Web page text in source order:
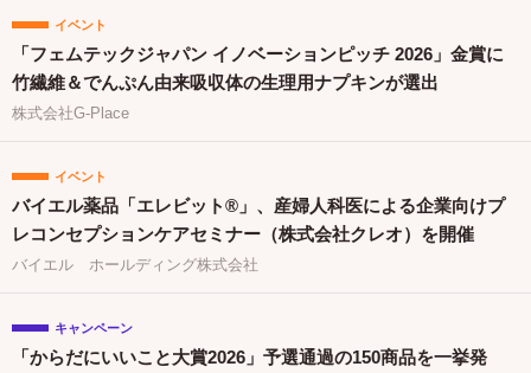
イベント
「フェムテックジャパン イノベーションピッチ 2026」金賞に
竹繊維＆でんぷん由来吸収体の生理用ナプキンが選出
株式会社G-Place
イベント
バイエル薬品「エレビット®」、産婦人科医による企業向けプ
レコンセプションケアセミナー（株式会社クレオ）を開催
バイエル ホールディング株式会社
キャンペーン
「からだにいいこと大賞2026」予選通過の150商品を一挙発